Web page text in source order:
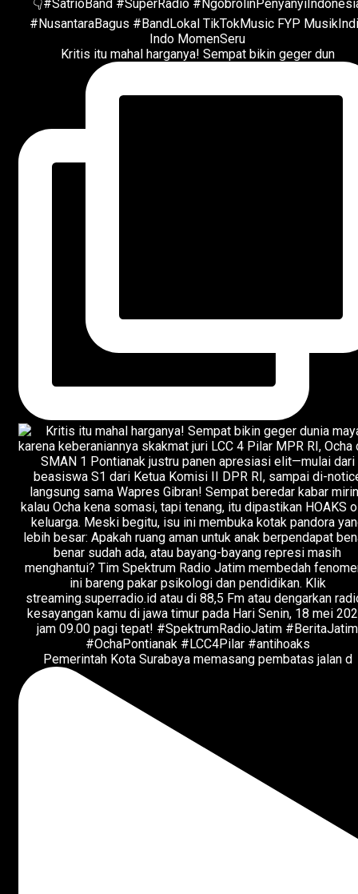
Kritis itu mahal harganya! Sempat bikin geger dun
Pemerintah Kota Surabaya memasang pembatas jalan d